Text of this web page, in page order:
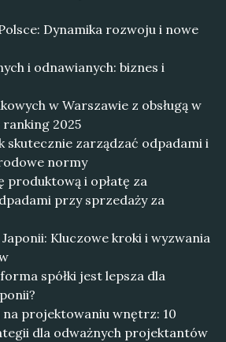
Dynamika rozwoju i nowe
i odnawianych: biznes i
w Warszawie z obsługą w
ranking 2025
skutecznie zarządzać odpadami i
normy
produktową i opłatę za
przy sprzedaży za
Kluczowe kroki i wyzwania
spółki jest lepsza dla
na projektowaniu wnętrz: 10
dla odważnych projektantów